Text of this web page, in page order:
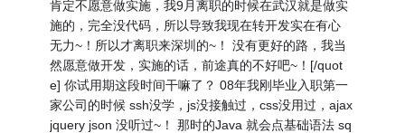
肯定不愿意做实施，我9月离职的时候在武汉就是做实
施的，完全没代码，所以导致我现在转开发实在有心
无力~！所以才离职来深圳的~！ 没有更好的路，我当
然愿意做开发，实施的话，前途真的不好吧~！[/quot
e] 你试用期这段时间干嘛了？ 08年我刚毕业入职第一
家公司的时候 ssh没学，js没接触过，css没用过，ajax
jquery json 没听过~！ 那时的Java 就会点基础语法 sq